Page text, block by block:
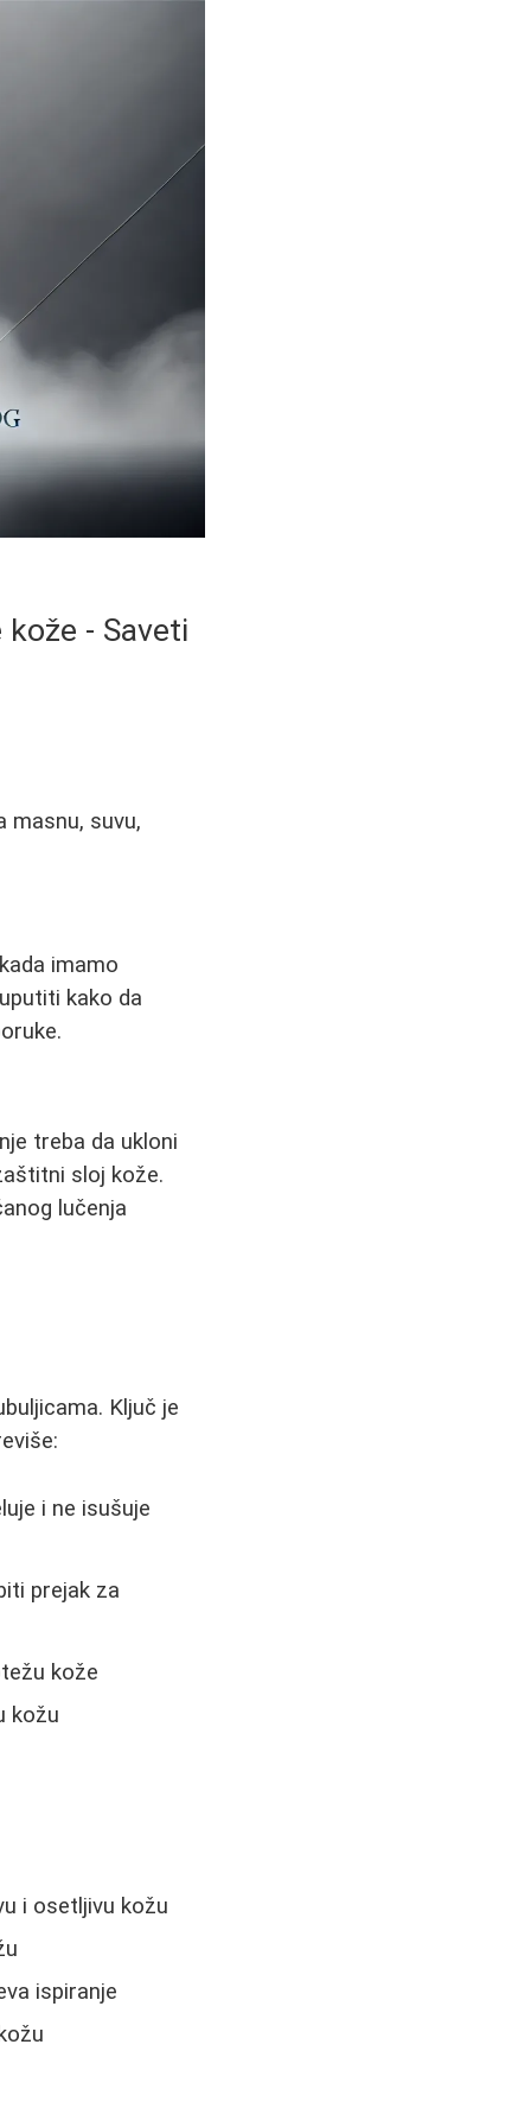
- Saveti
masnu, suvu,
imamo
kako da
treba da ukloni
sloj kože.
lučenja
Ključ je
i ne isušuje
prejak za
kože
kožu
i osetljivu kožu
ispiranje